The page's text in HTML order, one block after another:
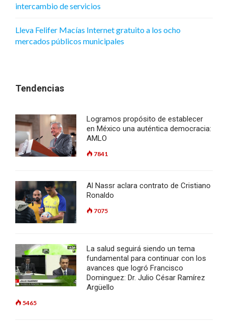
intercambio de servicios
Lleva Felifer Macías Internet gratuito a los ocho
mercados públicos municipales
Tendencias
Logramos propósito de establecer
en México una auténtica democracia:
AMLO
7841
Al Nassr aclara contrato de Cristiano
Ronaldo
7075
La salud seguirá siendo un tema
fundamental para continuar con los
avances que logró Francisco
Dominguez: Dr. Julio César Ramírez
Argüello
5465